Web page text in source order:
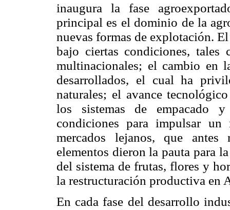
inaugura la fase
principal es el dominio de la
nuevas formas de explotación.
bajo ciertas condiciones, tales
multinacionales; el cambio en
desarrollados, el cual ha
naturales; el avance
los sistemas de empacado
condiciones para impulsar
mercados lejanos, que antes
elementos dieron la pauta para
del sistema de frutas, flores y
la restructuración productiva en
En cada fase del desarrollo